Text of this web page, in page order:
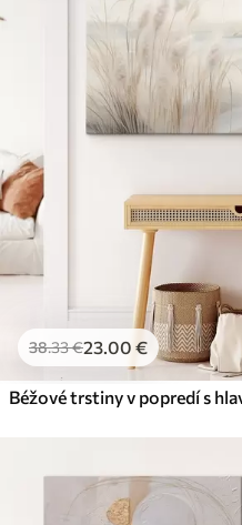
38.33€23.00 €